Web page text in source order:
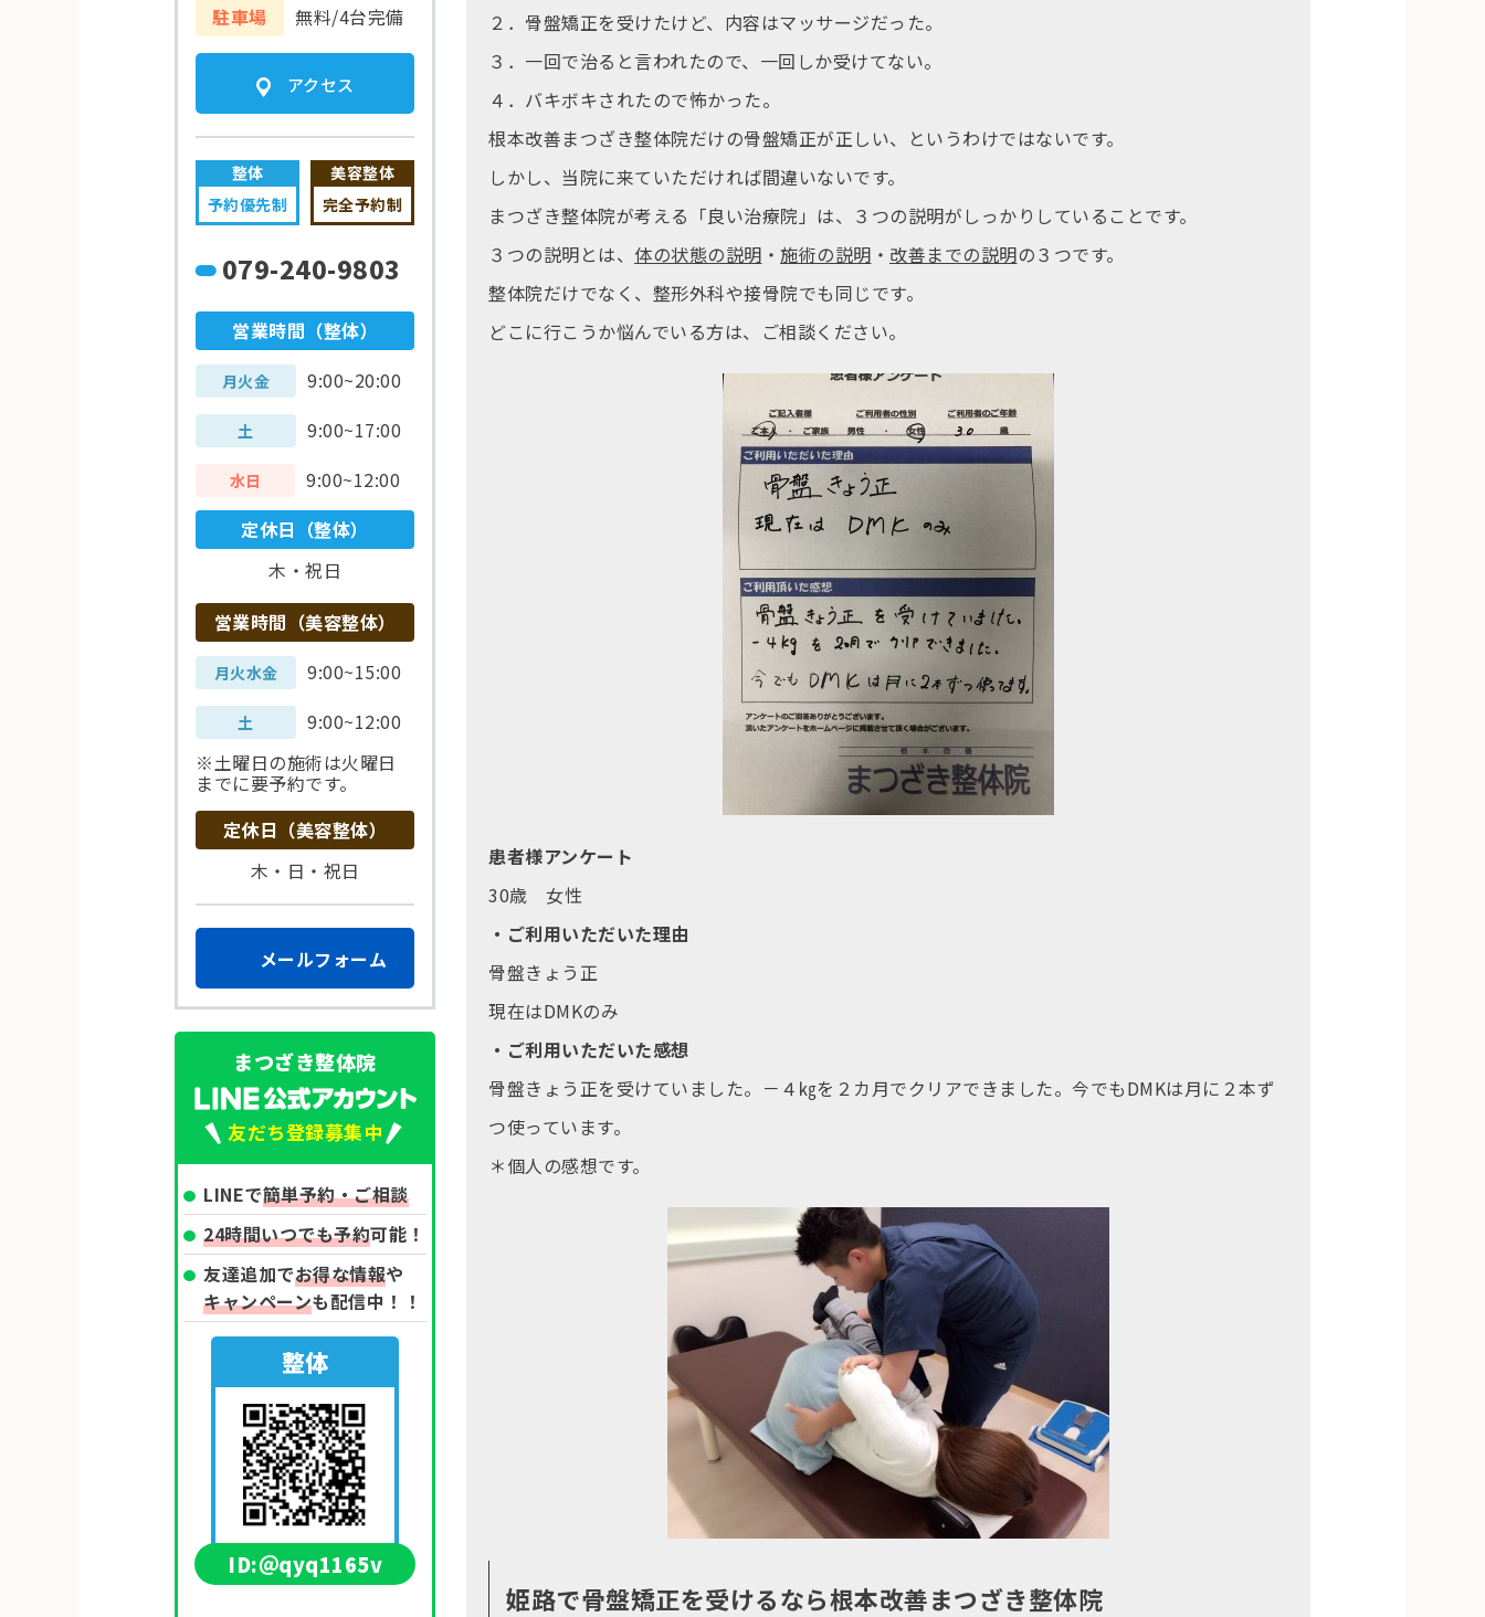
２．骨盤矯正を受けたけど、内容はマッサージだった。
３．一回で治ると言われたので、一回しか受けてない。
４．バキボキされたので怖かった。
根本改善まつざき整体院だけの骨盤矯正が正しい、というわけではないです。
しかし、当院に来ていただければ間違いないです。
まつざき整体院が考える「良い治療院」は、３つの説明がしっかりしていることです。
３つの説明とは、 体の状態の説明 ・ 施術の説明 ・ 改善までの説明の３つです。
整体院だけでなく、整形外科や接骨院でも同じです。
どこに行こうか悩んでいる方は、ご相談ください。
患者様アンケート
30歳 女性
・ご利用いただいた理由
骨盤きょう正
現在はDMKのみ
・ご利用いただいた感想
骨盤きょう正を受けていました。－４㎏を２カ月でクリアできました。今でもDMKは月に２本ず
つ使っています。
＊個人の感想です。
姫路で骨盤矯正を受けるなら根本改善まつざき整体院
駐車場 無料/4台完備
アクセス
整体
予約優先制
美容整体
完全予約制
079-240-9803
営業時間（整体）
月火金 9:00~20:00
土 9:00~17:00
水日
9:00~12:00
定休日（整体）
木・祝日
営業時間（美容整体）
月火水金 9:00~15:00
土
9:00~12:00
※土曜日の施術は火曜日
までに要予約です。
定休日（美容整体）
木・日・祝日
メールフォーム
まつざき整体院
友だち登録募集中
LINEで簡単予約・ご相談
24時間いつでも予約可能！
友達追加でお得な情報や
キャンペーンも配信中！！
整体
ID:＠qyq1165v